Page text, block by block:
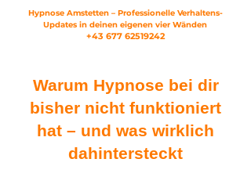
Hypnose Amstetten – Professionelle Verhaltens-
Updates in deinen eigenen vier Wänden
+43 677 62519242
Warum Hypnose bei dir
bisher nicht funktioniert
hat – und was wirklich
dahintersteckt